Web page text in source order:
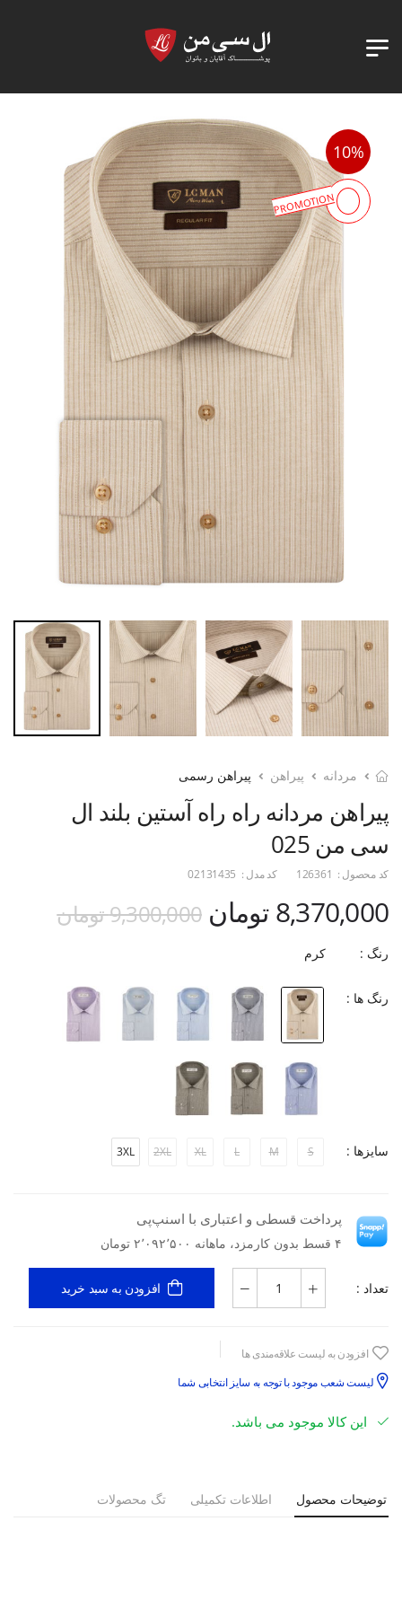
10%
PROMOTION
مردانه پیراهن پیراهن رسمی
پیراهن مردانه راه راه آستین بلند ال
سی من 025
کد محصول : 126361 کد مدل : 02131435
8,370,000 تومان 9,300,000 تومان
رنگ : کرم
رنگ ها :
سایزها : S
M
L
XL
2XL
3XL
پرداخت قسطی و اعتباری با اسنپ‌پی
۴ قسط بدون کارمزد، ماهانه ۲٬۰۹۲٬۵۰۰ تومان
تعداد : افزودن به سبد خرید
افزودن به لیست علاقه‌مندی ها
لیست شعب موجود با توجه به سایز انتخابی شما
این کالا موجود می باشد.
توضیحات محصول اطلاعات تکمیلی تگ محصولات